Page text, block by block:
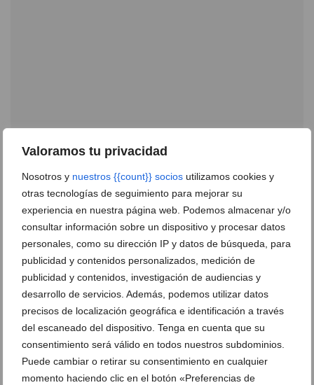
Valoramos tu privacidad
Nosotros y nuestros {{count}} socios utilizamos cookies y
otras tecnologías de seguimiento para mejorar su
experiencia en nuestra página web. Podemos almacenar y/o
consultar información sobre un dispositivo y procesar datos
personales, como su dirección IP y datos de búsqueda, para
publicidad y contenidos personalizados, medición de
publicidad y contenidos, investigación de audiencias y
desarrollo de servicios. Además, podemos utilizar datos
precisos de localización geográfica e identificación a través
del escaneado del dispositivo. Tenga en cuenta que su
consentimiento será válido en todos nuestros subdominios.
Puede cambiar o retirar su consentimiento en cualquier
momento haciendo clic en el botón «Preferencias de
El Black Friday llega a electrodomésticos Pineda con
22 de noviembre de 2021